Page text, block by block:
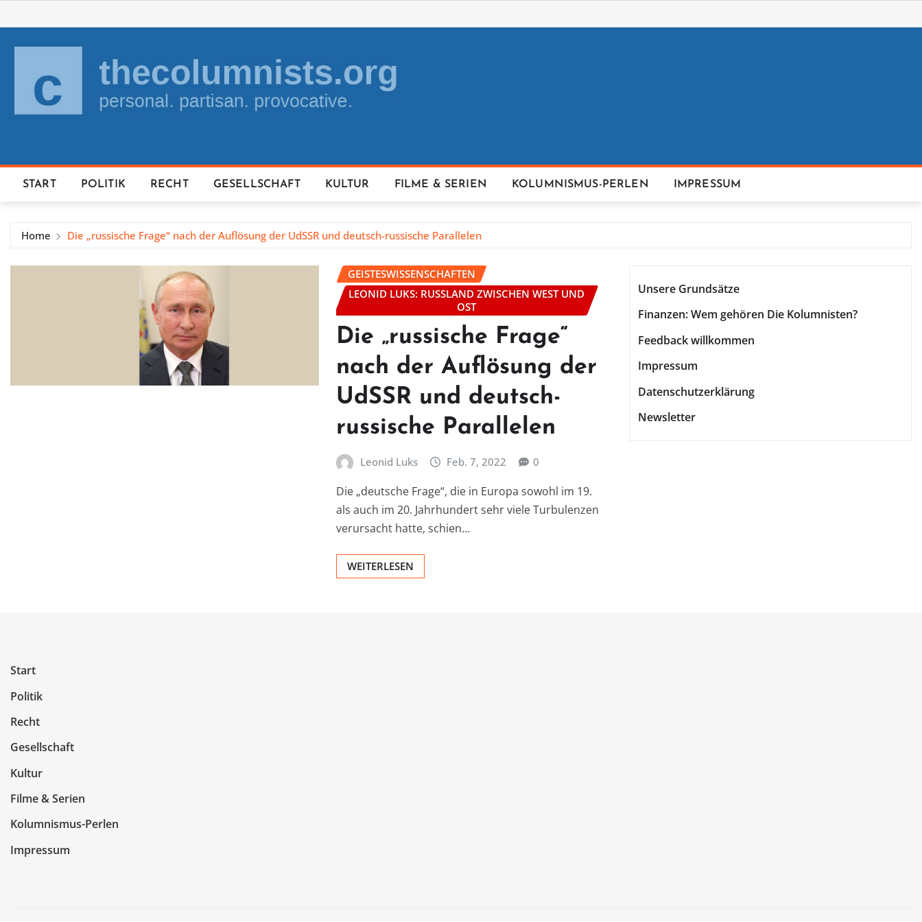
to
content
START POLITIK RECHT GESELLSCHAFT KULTUR FILME & SERIEN KOLUMNISMUS-PERLEN IMPRESSUM
Home Die „russische Frage“ nach der Auflösung der UdSSR und deutsch-russische Parallelen
GEISTESWISSENSCHAFTEN
LEONID LUKS: RUSSLAND ZWISCHEN WEST UND
OST
Die „russische Frage“
nach der Auflösung der
UdSSR und deutsch-
russische Parallelen
Leonid Luks Feb. 7, 2022 0
Die „deutsche Frage“, die in Europa sowohl im 19.
als auch im 20. Jahrhundert sehr viele Turbulenzen
verursacht hatte, schien…
WEITERLESEN
Unsere Grundsätze
Finanzen: Wem gehören Die Kolumnisten?
Feedback willkommen
Impressum
Datenschutzerklärung
Newsletter
Start
Politik
Recht
Gesellschaft
Kultur
Filme & Serien
Kolumnismus-Perlen
Impressum